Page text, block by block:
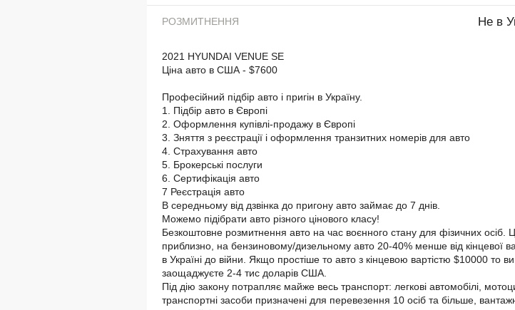
РОЗМИТНЕННЯ Не в
2021 HYUNDAI VENUE SE
Ціна авто в США - $7600
Професійний підбір авто і пригін в Україну.
1. Підбір авто в Європі
2. Оформлення купівлі-продажу в Європі
3. Зняття з реєстрації і оформлення транзитних номерів для авто
4. Страхування авто
5. Брокерські послуги
6. Сертифікація авто
7 Реєстрація авто
В середньому від дзвінка до пригону авто займає до 7 днів.
Можемо підібрати авто різного цінового класу!
Безкоштовне розмитнення авто на час воєнного стану для фізичних осіб.
приблизно, на бензиновому/дизельному авто 20-40% менше від кінцевої
в Україні до війни. Якщо простіше то авто з кінцевою вартістю $10000 то ви
заощаджуєте 2-4 тис доларів США.
Під дію закону потрапляє майже весь транспорт: легкові автомобілі,
транспортні засоби призначені для перевезення 10 осіб та більше,